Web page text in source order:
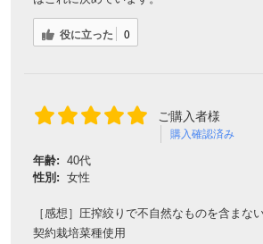
役に立った 0
ご購入者様
購入確認済み
年齢: 40代
性別: 女性
［感想］圧搾絞りで不自然なものを含ま
契約栽培菜種使用